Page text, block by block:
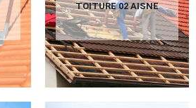
TOITURE 02 AISNE